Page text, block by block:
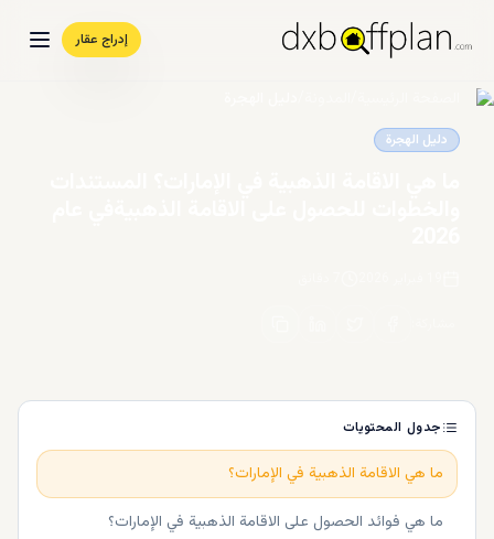
إدراج عقار
دليل الهجرة
جدول المحتويات
ما هي الاقامة الذهبية في الإمارات؟
ما هي فوائد الحصول على الاقامة الذهبية في الإمارات؟